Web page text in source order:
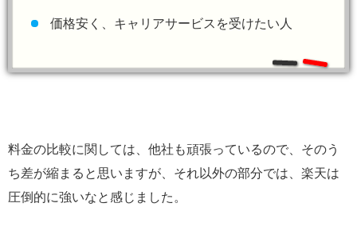
価格安く、キャリアサービスを受けたい人
料金の比較に関しては、他社も頑張っているので、そのう
ち差が縮まると思いますが、それ以外の部分では、楽天は
圧倒的に強いなと感じました。